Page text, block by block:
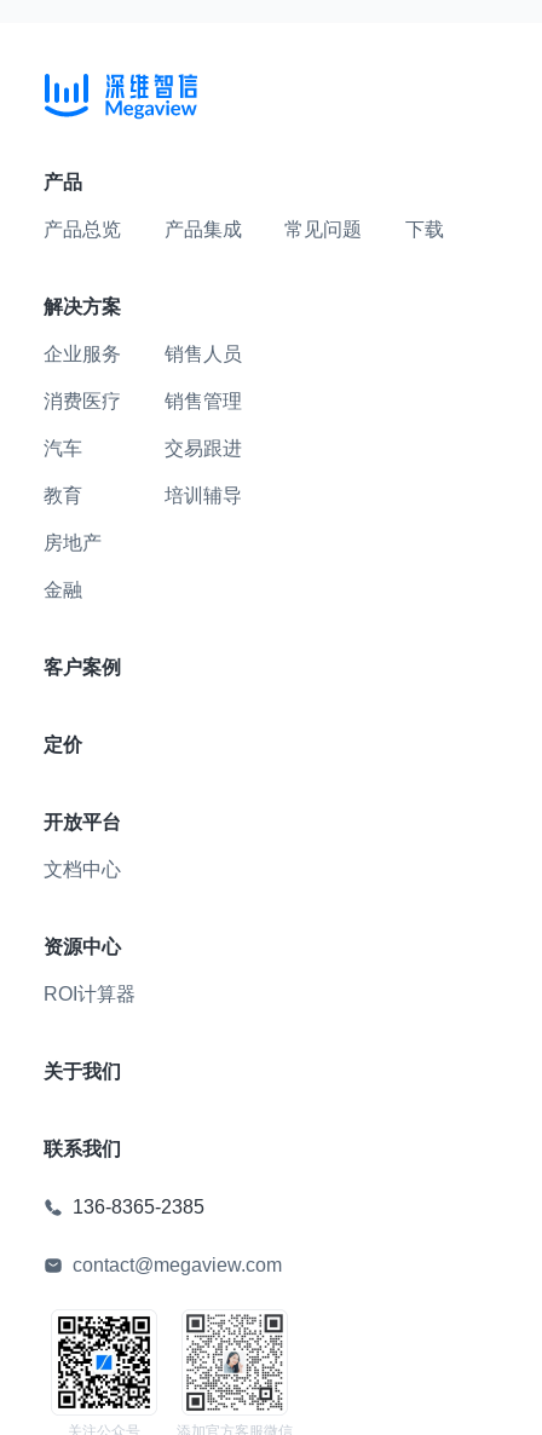
产品
产品总览 产品集成 常见问题 下载
解决方案
企业服务
消费医疗
汽车
教育
房地产
金融
销售人员
销售管理
交易跟进
培训辅导
客户案例
定价
开放平台
文档中心
资源中心
ROI计算器
关于我们
联系我们
136-8365-2385
contact@megaview.com
关注公众号 添加官方客服微信